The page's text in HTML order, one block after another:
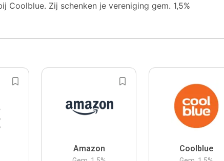
Zij schenken je vereniging gem. 1,5%
Amazon Coolblue